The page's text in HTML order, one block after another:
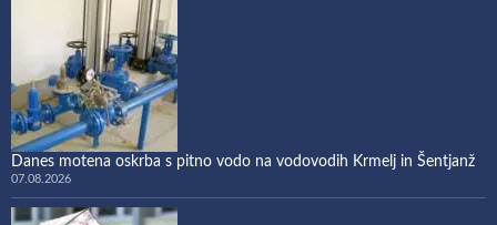
Danes motena oskrba s pitno vodo na vodovodih Krmelj in Šentjanž
07.08.2026